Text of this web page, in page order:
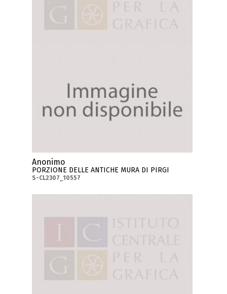
Anonimo
PORZIONE DELLE ANTICHE MURA DI PIRGI
S-CL2307_10557